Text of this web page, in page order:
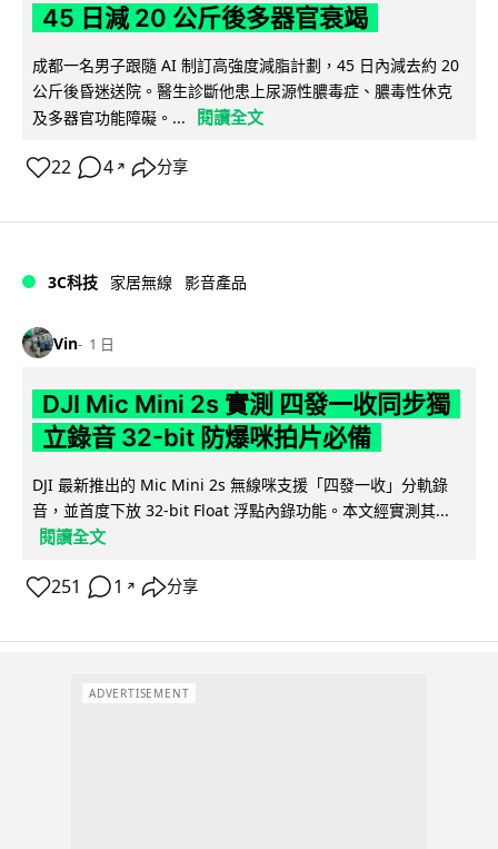
45 日減 20 公斤後多器官衰竭
成都一名男子跟隨 AI 制訂高強度減脂計劃，45 日內減去約 20
公斤後昏迷送院。醫生診斷他患上尿源性膿毒症、膿毒性休克
及多器官功能障礙。...
閱讀全文
22 4 ↗ 分享
3C科技 家居無線 影音產品
Vin 1 日
DJI Mic Mini 2s 實測 四發一收同步獨
立錄音 32-bit 防爆咪拍片必備
DJI 最新推出的 Mic Mini 2s 無線咪支援「四發一收」分軌錄
音，並首度下放 32-bit Float 浮點內錄功能。本文經實測其...
閱讀全文
251 1 ↗ 分享
ADVERTISEMENT